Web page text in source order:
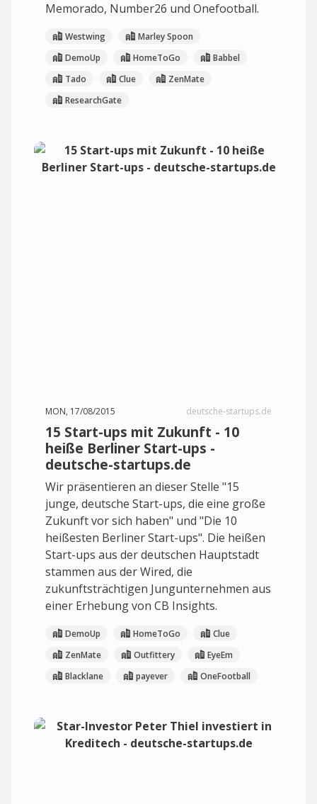
Memorado, Number26 und Onefootball.
Westwing
Marley Spoon
DemoUp
HomeToGo
Babbel
Tado
Clue
ZenMate
ResearchGate
MON, 17/08/2015 deutsche-startups.de
15 Start-ups mit Zukunft - 10
heiße Berliner Start-ups -
deutsche-startups.de
Wir präsentieren an dieser Stelle "15
junge, deutsche Start-ups, die eine große
Zukunft vor sich haben" und "Die 10
heißesten Berliner Start-ups". Die heißen
Start-ups aus der deutschen Hauptstadt
stammen aus der Wired, die
zukunftsträchtigen Jungunternehmen aus
einer Erhebung von CB Insights.
DemoUp HomeToGo
Clue
ZenMate
Outfittery
EyeEm
Blacklane
payever OneFootball